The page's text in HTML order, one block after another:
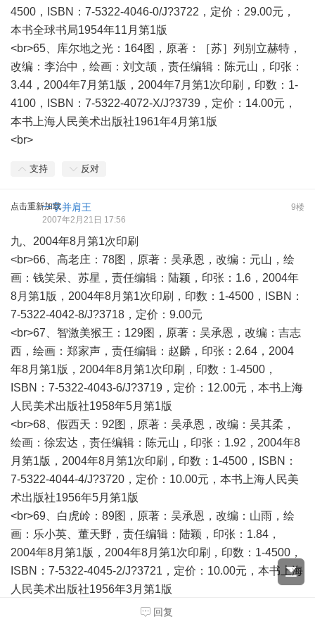
4500，ISBN：7-5322-4046-0/J?3722，定价：29.00元，
本书全球书局1954年11月第1版
<br>65、库尔地之光：164图，原著：［苏］列别立赫特，
改编：李治中，绘画：刘文颉，责任编辑：陈元山，印张：
3.44，2004年7月第1版，2004年7月第1次印刷，印数：1-
4100，ISBN：7-5322-4072-X/J?3739，定价：14.00元，
本书上海人民美术出版社1961年4月第1版
<br>
支持 反对
点击重新加载 9楼
一字并肩王
2007年2月21日 17:56
九、2004年8月第1次印刷
<br>66、高老庄：78图，原著：吴承恩，改编：元山，绘
画：钱笑呆、苏星，责任编辑：陆颖，印张：1.6，2004年
8月第1版，2004年8月第1次印刷，印数：1-4500，ISBN：
7-5322-4042-8/J?3718，定价：9.00元
<br>67、智激美猴王：129图，原著：吴承恩，改编：吉志
西，绘画：郑家声，责任编辑：赵麟，印张：2.64，2004
年8月第1版，2004年8月第1次印刷，印数：1-4500，
ISBN：7-5322-4043-6/J?3719，定价：12.00元，本书上海
人民美术出版社1958年5月第1版
<br>68、假西天：92图，原著：吴承恩，改编：吴其柔，
绘画：徐宏达，责任编辑：陈元山，印张：1.92，2004年8
月第1版，2004年8月第1次印刷，印数：1-4500，ISBN：
7-5322-4044-4/J?3720，定价：10.00元，本书上海人民美
术出版社1956年5月第1版
<br>69、白虎岭：89图，原著：吴承恩，改编：山雨，绘
画：乐小英、董天野，责任编辑：陆颖，印张：1.84，
2004年8月第1版，2004年8月第1次印刷，印数：1-4500，
ISBN：7-5322-4045-2/J?3721，定价：10.00元，本书上海
人民美术出版社1956年3月第1版
<br>70、怒打假国丈：70图，原著：吴承恩，改编：大
回复